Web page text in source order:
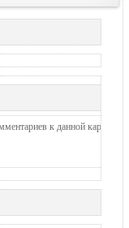
к данной картинке